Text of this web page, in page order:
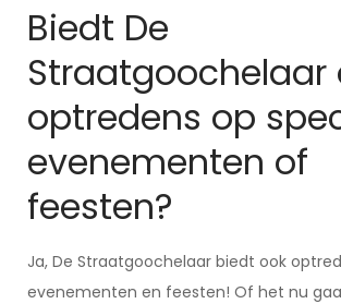
Biedt De
Straatgoochelaar
optredens op
evenementen of
feesten?
Ja, De Straatgoochelaar biedt ook
evenementen en feesten! Of het nu